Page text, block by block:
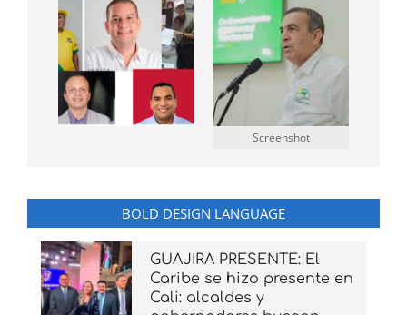
Screenshot
BOLD DESIGN LANGUAGE
GUAJIRA PRESENTE: El
Caribe se hizo presente en
Cali: alcaldes y